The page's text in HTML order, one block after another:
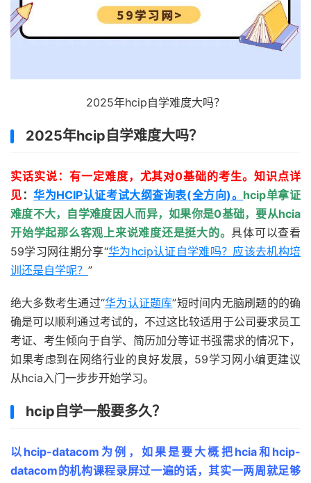
2025年hcip自学难度大吗？
2025年hcip自学难度大吗？
实话实说：有一定难度，尤其对0基础的考生。知识点详
见 ：华为HCIP认证考试大纲查询表(全方向)。 hcip单拿证
难度不大，自学难度因人而异，如果你是0基础，要从hcia
开始学起那么客观上来说难度还是挺大的。具体可以查看
59学习网往期分享“华为hcip认证自学难吗？应该去机构培
训还是自学呢？ ”
绝大多数考生通过“华为认证题库”短时间内无脑刷题的的确
确是可以顺利通过考试的，不过这比较适用于公司要求员工
考证、考生倾向于自学、简历加分等证书强需求的情况下，
如果考虑到在网络行业的良好发展，59学习网小编更建议
从hcia入门一步步开始学习。
hcip自学一般要多久？
以hcip-datacom为例，如果是要大概把hcia和hcip-
datacom的机构课程录屏过一遍的话，其实一两周就足够